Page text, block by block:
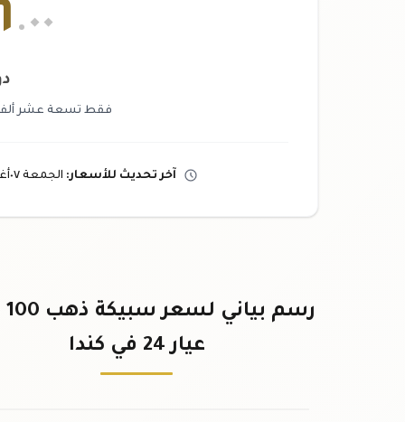
.٠٠
فقط تسعة عشر ألفاً
آخر تحديث للأسعار: الجمعة ٠٧
عيار 24 في كندا